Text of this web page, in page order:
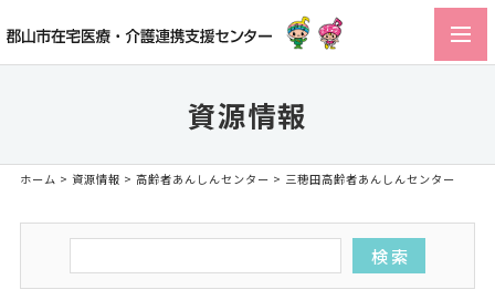
資源情報
ホーム > 資源情報 > 高齢者あんしんセンター > 三穂田高齢者あんしんセンター